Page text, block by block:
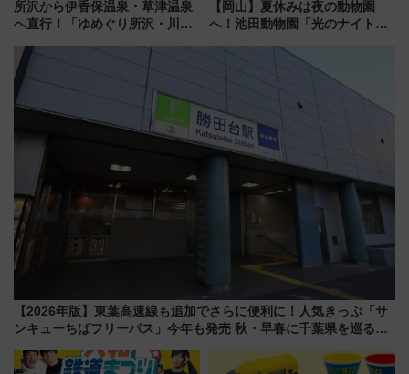
所沢から伊香保温泉・草津温泉
へ直行！「ゆめぐり所沢・川越
軽に 運行ダイヤ・運賃を解説
【岡山】夏休みは夜の動物園
へ！池田動物園「光のナイトズ
【2026年版】東葉高速線も追加でさらに便利に！人気きっぷ「サ
ンキューちばフリーパス」今年も発売 秋・早春に千葉県を巡るな